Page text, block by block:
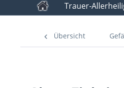
Trauer-
Übersicht